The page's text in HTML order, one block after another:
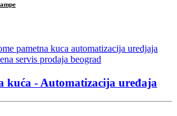
kuća - Automatizacija uređaja